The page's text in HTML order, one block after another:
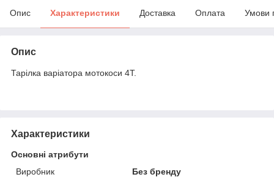
Опис Характеристики Доставка Оплата Умови
Опис
Тарілка варіатора мотокоси 4T.
Характеристики
Основні атрибути
Виробник
Без бренду